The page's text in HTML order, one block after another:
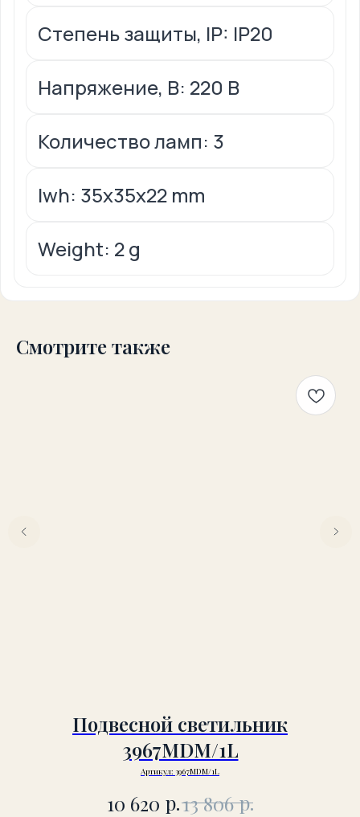
Степень защиты, IP: IP20
Напряжение, В: 220 В
Количество ламп: 3
lwh: 35x35x22 mm
Weight: 2 g
Смотрите также
Подвесной светильник
3967MDM/1L
Артикул: 3967MDM/1L
10 620 р.13 806 р.